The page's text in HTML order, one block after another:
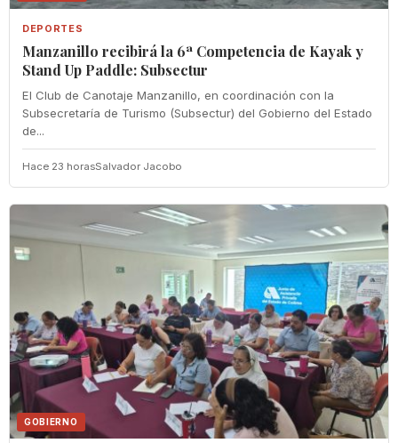
DEPORTES
Manzanillo recibirá la 6ª Competencia de Kayak y
Stand Up Paddle: Subsectur
El Club de Canotaje Manzanillo, en coordinación con la
Subsecretaría de Turismo (Subsectur) del Gobierno del Estado
de...
Hace 23 horasSalvador Jacobo
GOBIERNO